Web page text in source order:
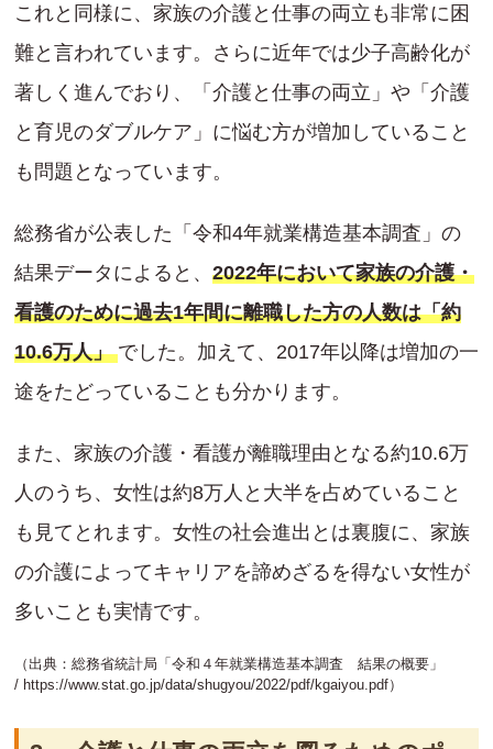
これと同様に、家族の介護と仕事の両立も非常に困
難と言われています。さらに近年では少子高齢化が
著しく進んでおり、「介護と仕事の両立」や「介護
と育児のダブルケア」に悩む方が増加していること
も問題となっています。
総務省が公表した「令和4年就業構造基本調査」の
結果データによると、 2022年において家族の介護・
看護のために過去1年間に離職した方の人数は「約
10.6万人」でした。加えて、2017年以降は増加の一
途をたどっていることも分かります。
また、家族の介護・看護が離職理由となる約10.6万
人のうち、女性は約8万人と大半を占めていること
も見てとれます。女性の社会進出とは裏腹に、家族
の介護によってキャリアを諦めざるを得ない女性が
多いことも実情です。
（出典：総務省統計局「令和４年就業構造基本調査 結果の概要」
/ https://www.stat.go.jp/data/shugyou/2022/pdf/kgaiyou.pdf）